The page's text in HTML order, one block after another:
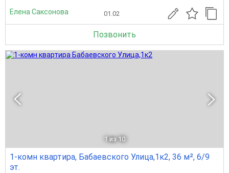
Елена Саксонова 01.02
Позвонить
1 из 10
1-комн квартира, Бабаевского Улица,1к2, 36 м², 6/9
эт.